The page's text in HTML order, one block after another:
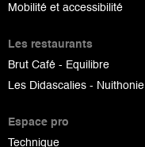
Mobilité et accessibilité
Les restaurants
Brut Café - Equilibre
Les Didascalies - Nuithonie
Espace pro
Technique